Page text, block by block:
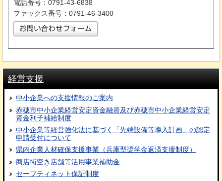
電話番号：0791-43-6838
ファックス番号：0791-46-3400
経営支援
中小企業への支援情報のご案内
赤穂市中小企業経営安定資金融資及び赤穂市中小企業経営安定
資金利子補給制度
中小企業等経営強化法に基づく「先端設備等導入計画」の認定
申請受付について
県内企業人材確保支援事業（兵庫型奨学金返済支援制度）
商店街空き店舗等活用事業補助金
セーフティネット保証制度